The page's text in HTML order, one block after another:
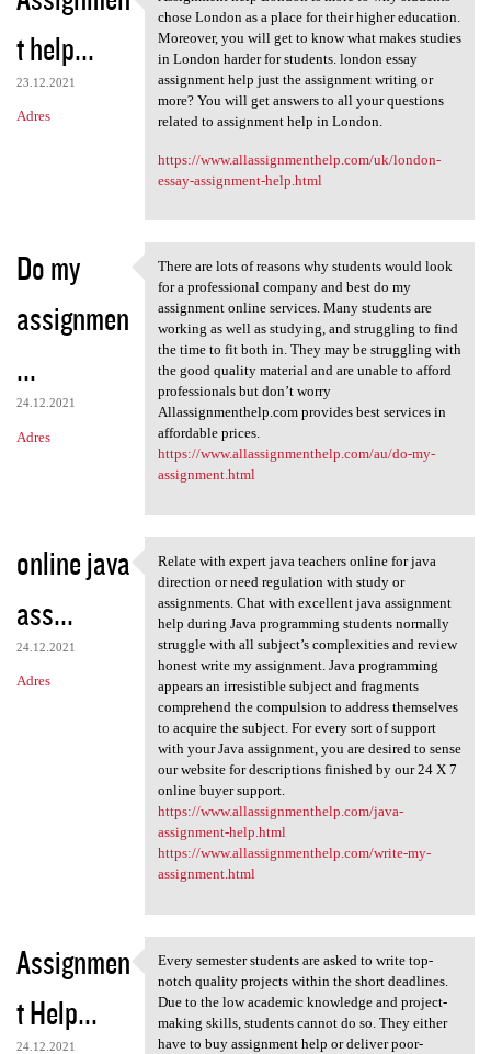
t help...
23.12.2021
Adres
Assignment help London is
chose London as a place for their higher education.
Moreover, you will get to know what makes studies
in London harder for students. london essay
assignment help just the assignment writing or
more? You will get answers to all your questions
related to assignment help in London.
https://www.allassignmenthelp.com/uk/london-
essay-assignment-help.html
Do my
assignmen
...
24.12.2021
Adres
There are lots of reasons why
There are lots of reasons why students would look
for a professional company and best do my
assignment online services. Many students are
working as well as studying, and struggling to find
the time to fit both in. They may be struggling with
the good quality material and are unable to afford
professionals but don’t worry
Allassignmenthelp.com provides best services in
affordable prices.
https://www.allassignmenthelp.com/au/do-my-
assignment.html
online java
ass...
24.12.2021
Adres
Relate with expert java
Relate with expert java teachers online for java
direction or need regulation with study or
assignments. Chat with excellent java assignment
help during Java programming students normally
struggle with all subject’s complexities and review
honest write my assignment. Java programming
appears an irresistible subject and fragments
comprehend the compulsion to address themselves
to acquire the subject. For every sort of support
with your Java assignment, you are desired to sense
our website for descriptions finished by our 24 X 7
online buyer support.
https://www.allassignmenthelp.com/java-
assignment-help.html
https://www.allassignmenthelp.com/write-my-
assignment.html
Assignmen
t Help...
24.12.2021
Every semester students are
Every semester students are asked to write top-
notch quality projects within the short deadlines.
Due to the low academic knowledge and project-
making skills, students cannot do so. They either
have to buy assignment help or deliver poor-